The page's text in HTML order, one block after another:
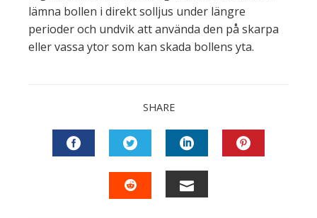
lämna bollen i direkt solljus under längre
perioder och undvik att använda den på skarpa
eller vassa ytor som kan skada bollens yta.
SHARE
FACEBOOKTWITTERLINKEDIN